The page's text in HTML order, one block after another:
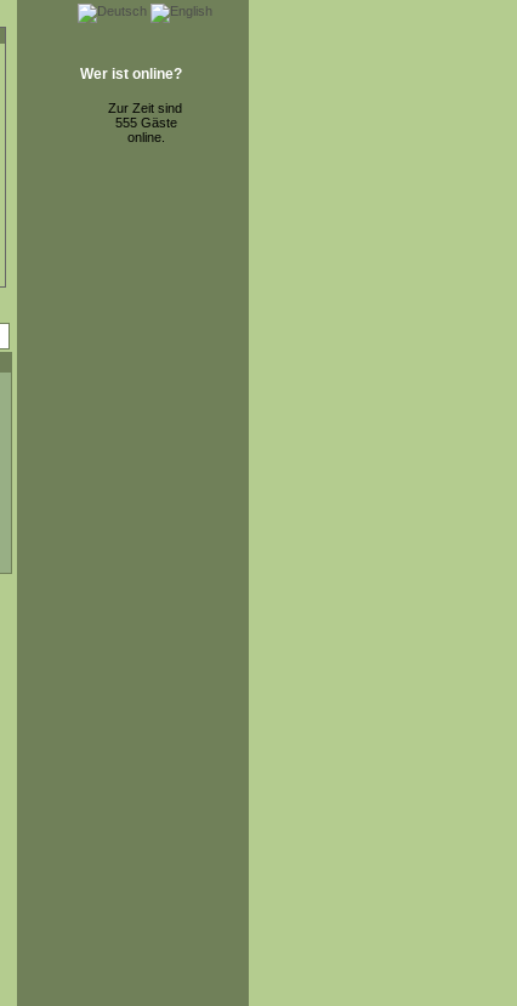
Wer ist online?
Zur Zeit sind
555 Gäste
online.